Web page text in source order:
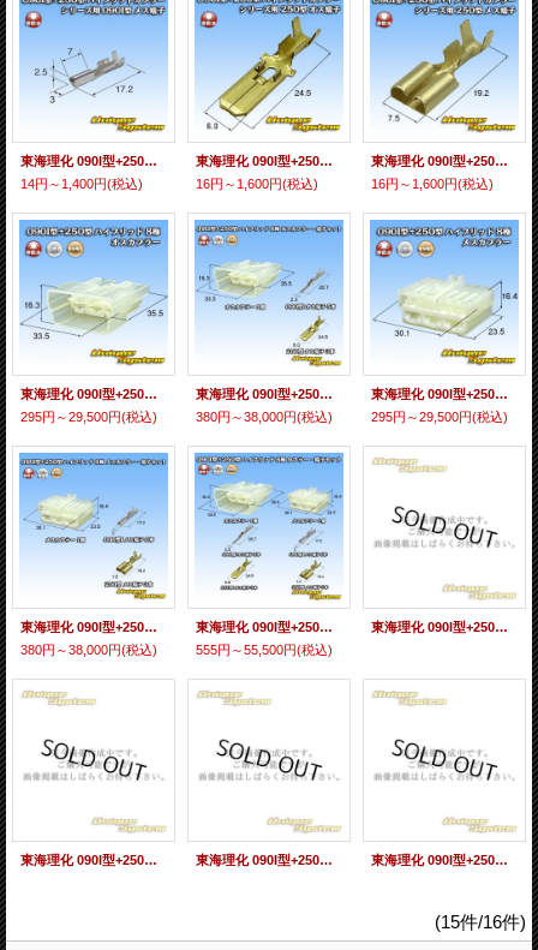
東海理化 090I型+250型 ハイブリッドカプラーシリーズ用 非防水 090I型 メス端子 適合電線：0.5-1.25mm2
14円～1,400円(税込)
東海理化 090I型+250型 ハイブリッドカプラーシリーズ用 非防水 250型 オス端子
16円～1,600円(税込)
東海理化 090I型+250型 ハイブリッドカプラーシリーズ用 非防水 250型 メス端子
16円～1,600円(税込)
東海理化 090I型+250型 ハイブリッド 非防水 8極 オスカプラー (090型I 5極+250型 3極)
295円～29,500円(税込)
東海理化 090I型+250型 ハイブリッド 非防水 8極 オスカプラー・端子セット (090型I 5極+250型 3極)
380円～38,000円(税込)
東海理化 090I型+250型 ハイブリッド 非防水 8極 メスカプラー (090型I 5極+250型 3極)
295円～29,500円(税込)
東海理化 090I型+250型 ハイブリッド 非防水 8極 メスカプラー・端子セット (090型I 5極+250型 3極)
380円～38,000円(税込)
東海理化 090I型+250型 ハイブリッド 非防水 8極 カプラー・端子セット (090型I 5極+250型 3極)
555円～55,500円(税込)
東海理化 090I型+250型 ハイブリッド 非防水 8極 オスカプラー 青色 (090型I 5極+250型 3極)
東海理化 090I型+250型 ハイブリッド 非防水 8極 オスカプラー・端子セット 青色 (090型I 5極+250型 3極) 東海理化 090I型+250型 ハイブリッド 非防水 8極 メスカプラー 青色 (090型I 5極+250型 3極) 東海理化 090I型+250型 ハイブリッド 非防水 8極 メスカプラー・端子セット 青色 (090型I 5極+250型 3極)
(15件/16件)